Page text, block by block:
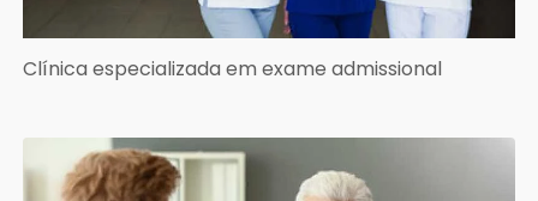
Clínica especializada em exame admissional